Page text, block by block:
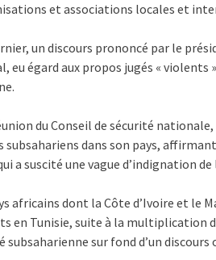
et associations locales et
un discours prononcé par le
égard aux propos jugés « violents
du Conseil de sécurité nationale,
subsahariens dans son pays,
a suscité une vague d’indignation
africains dont la Côte d’Ivoire et le
en Tunisie, suite à la multiplication
subsaharienne sur fond d’un discours